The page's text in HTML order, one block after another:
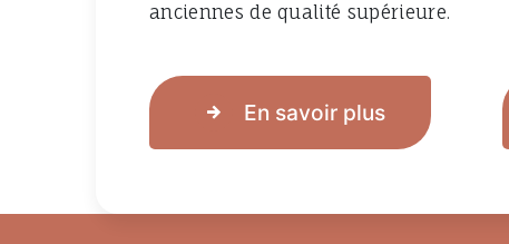
anciennes de qualité supérieure.
En savoir plus